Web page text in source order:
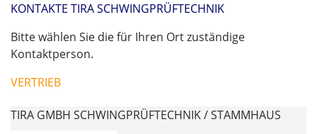
KONTAKTE TIRA SCHWINGPRÜFTECHNIK
Bitte wählen Sie die für Ihren Ort zuständige
Kontaktperson.
VERTRIEB
TIRA GMBH SCHWINGPRÜFTECHNIK / STAMMHAUS